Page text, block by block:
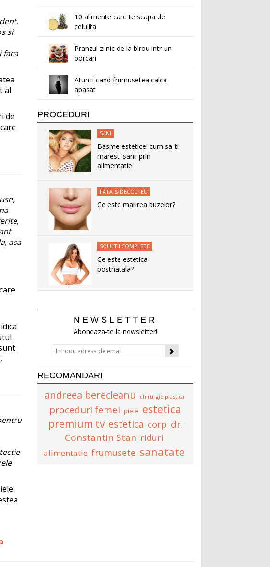
si
faca
al
de
asa
10 alimente care te scapa de
celulita
Pranzul zilnic de la birou intr-un
borcan
Atunci cand frumusetea calca
apasat
PROCEDURI
SANI
Basme estetice: cum sa-ti
maresti sanii prin
alimentatie
FATA & DECOLTEU
Ce este marirea buzelor?
SOLUTII COMPLETE
Ce este estetica
postnatala?
NEWSLETTER
Aboneaza-te la newsletter!
RECOMANDARI
andreea berecleanu chirurgie plastica
proceduri femei piele estetica
premium tv estetica corp dr.
Constantin Stan riduri
alimentatie frumusete sanatate